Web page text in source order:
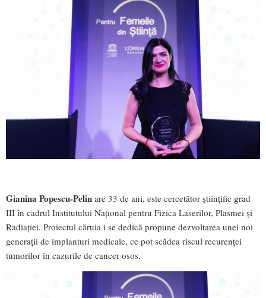
Gianina Popescu-Pelin are 33 de ani, este cercetător științific grad
III în cadrul Institutului Național pentru Fizica Laserilor, Plasmei și
Radiației. Proiectul căruia i se dedică propune dezvoltarea unei noi
generații de implanturi medicale, ce pot scădea riscul recurenței
tumorilor în cazurile de cancer osos.